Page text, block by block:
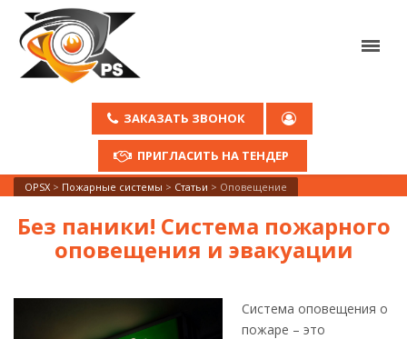
ЗАКАЗАТЬ ЗВОНОК
ПРИГЛАСИТЬ НА ТЕНДЕР
OPSX > Пожарные системы > Статьи > Оповещение
Без паники! Система пожарного
оповещения и эвакуации
Система оповещения о
пожаре – это